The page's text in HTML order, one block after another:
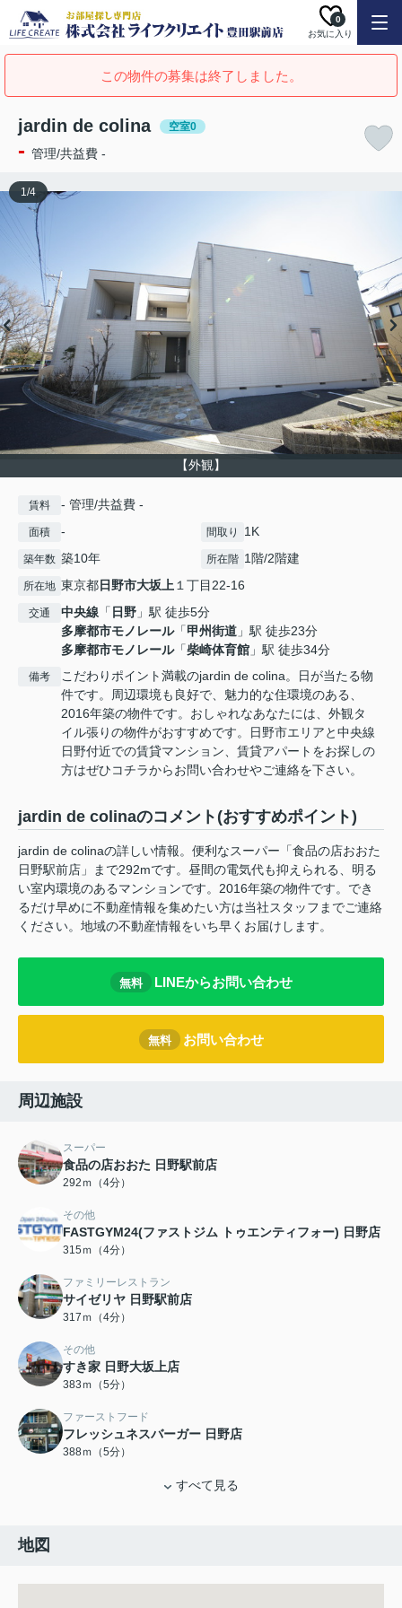
お気に入り
0
この物件の募集は終了しました。
jardin de colina 空室0
- 管理/共益費 -
【外観】
1/4
賃料 - 管理/共益費 -
面積 - 間取り 1K
築年数 築10年 所在階 1階/2階建
所在地 東京都日野市大坂上１丁目22-16
交通 中央線 「 日野 」駅 徒歩5分
多摩都市モノレール「甲州街道 」駅 徒歩23分
多摩都市モノレール「柴崎体育館 」駅 徒歩34分
備考
こだわりポイント満載のjardin de colina。日が当たる物
件です。周辺環境も良好で、魅力的な住環境のある、
2016年築の物件です。おしゃれなあなたには、外観タ
イル張りの物件がおすすめです。日野市エリアと中央線
日野付近での賃貸マンション、賃貸アパートをお探しの
方はぜひコチラからお問い合わせやご連絡を下さい。
jardin de colinaのコメント(おすすめポイント)
jardin de colinaの詳しい情報。便利なスーパー「食品の店おおた
日野駅前店」まで292mです。昼間の電気代も抑えられる、明る
い室内環境のあるマンションです。2016年築の物件です。でき
るだけ早めに不動産情報を集めたい方は当社スタッフまでご連絡
ください。地域の不動産情報をいち早くお届けします。
無料 LINEからお問い合わせ
無料 お問い合わせ
周辺施設
スーパー
食品の店おおた 日野駅前店
292ｍ（4分）
その他
FASTGYM24(ファストジム トゥエンティフォー) 日野店
315ｍ（4分）
ファミリーレストラン
サイゼリヤ 日野駅前店
317ｍ（4分）
その他
すき家 日野大坂上店
383ｍ（5分）
ファーストフード
フレッシュネスバーガー 日野店
388ｍ（5分）
すべて見る
地図